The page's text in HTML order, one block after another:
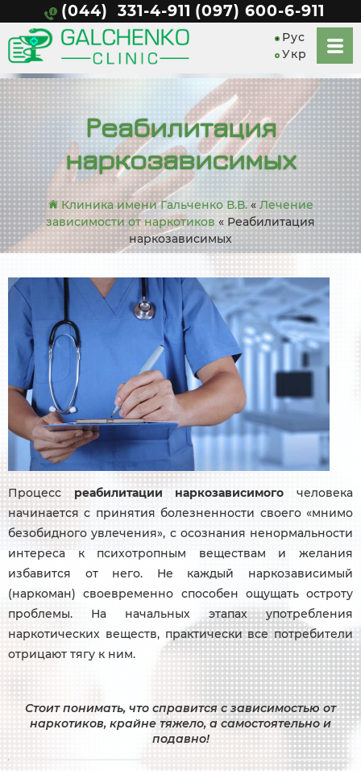
(044) 331-4-911 (097) 600-6-911
Рус
Укр
Реабилитация
наркозависимых
Клиника имени Гальченко В.В.«Лечение
зависимости от наркотиков « Реабилитация
наркозависимых
Процесс реабилитации наркозависимого человека
начинается с принятия болезненности своего «мнимо
безобидного увлечения», с осознания ненормальности
интереса к психотропным веществам и желания
избавится от него. Не каждый наркозависимый
(наркоман) своевременно способен ощущать остроту
проблемы. На начальных этапах употребления
наркотических веществ, практически все потребители
отрицают тягу к ним.
Стоит понимать, что справится с зависимостью от
наркотиков, крайне тяжело, а самостоятельно и
подавно!